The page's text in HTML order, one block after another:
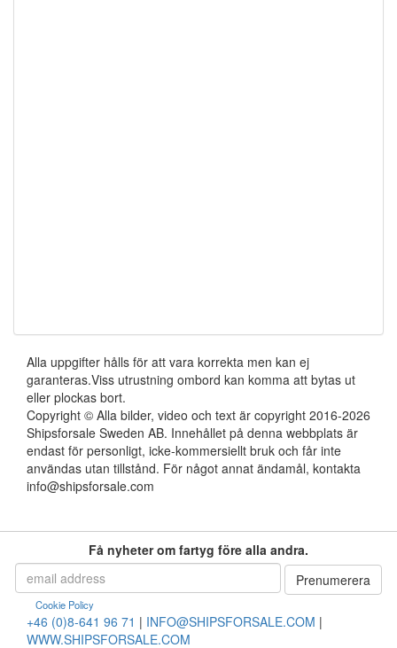
Alla uppgifter hålls för att vara korrekta men kan ej
garanteras.Viss utrustning ombord kan komma att bytas ut
eller plockas bort.
Copyright © Alla bilder, video och text är copyright 2016-2026
Shipsforsale Sweden AB. Innehållet på denna webbplats är
endast för personligt, icke-kommersiellt bruk och får inte
användas utan tillstånd. För något annat ändamål, kontakta
info@shipsforsale.com
Få nyheter om fartyg före alla andra.
Cookie Policy
+46 (0)8-641 96 71 | INFO@SHIPSFORSALE.COM |
WWW.SHIPSFORSALE.COM